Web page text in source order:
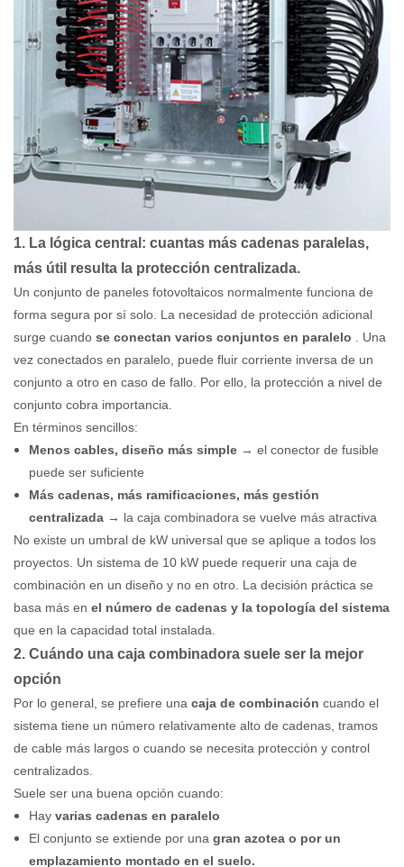
1. La lógica central: cuantas más cadenas paralelas,
más útil resulta la protección centralizada.
Un conjunto de paneles fotovoltaicos normalmente funciona de
forma segura por sí solo. La necesidad de protección adicional
surge cuando se conectan varios conjuntos en paralelo . Una
vez conectados en paralelo, puede fluir corriente inversa de un
conjunto a otro en caso de fallo. Por ello, la protección a nivel de
conjunto cobra importancia.
En términos sencillos:
Menos cables, diseño más simple→ el conector de fusible
puede ser suficiente
Más cadenas, más ramificaciones, más gestión
centralizada→ la caja combinadora se vuelve más atractiva
No existe un umbral de kW universal que se aplique a todos los
proyectos. Un sistema de 10 kW puede requerir una caja de
combinación en un diseño y no en otro. La decisión práctica se
basa más en el número de cadenas y la topología del sistema
que en la capacidad total instalada.
2. Cuándo una caja combinadora suele ser la mejor
opción
Por lo general, se prefiere una caja de combinación cuando el
sistema tiene un número relativamente alto de cadenas, tramos
de cable más largos o cuando se necesita protección y control
centralizados.
Suele ser una buena opción cuando:
Hay varias cadenas en paralelo
El conjunto se extiende por una gran azotea o por un
emplazamiento montado en el suelo.